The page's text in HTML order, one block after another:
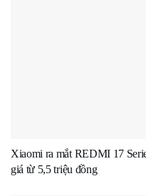
Xiaomi ra mắt REDMI 17
giá từ 5,5 triệu đồng